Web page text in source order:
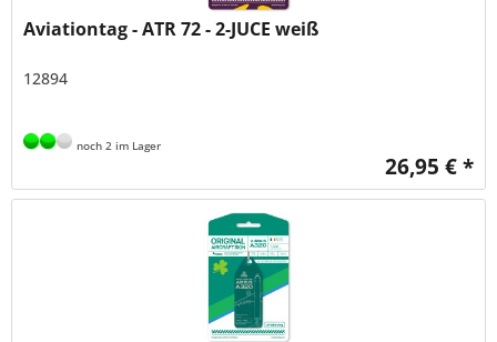
Aviationtag - ATR 72 - 2-JUCE weiß
12894
noch 2 im Lager
26,95 € *